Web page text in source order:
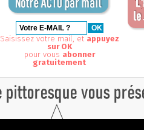
Saisissez votre mail, et appuyez
sur OK
pour vous abonner
gratuitement